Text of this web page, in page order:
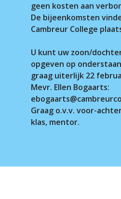
geen kosten aan
De bijeenkomsten
Cambreur College
U kunt uw zoon/
opgeven op
graag uiterlijk 22
Mevr. Ellen Bogaarts:
Graag o.v.v. voor-
klas, mentor.